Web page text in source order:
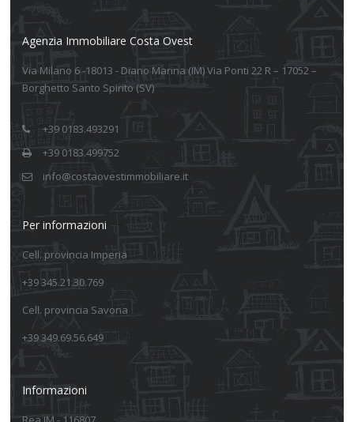
Agenzia Immobiliare Costa Ovest
Via Milano 6 -18013 - Diano Marina (IM) Via Ponti 22 R – 17052 –
Borghetto Santo Spirito (SV)
+39 0183.493291
+39 0183.499752
info@costaovestimmobiliare.it
Per informazioni
Cell. provincia Imperia
+39 345.21.30.769
Cell. provincia Savona
+39 349.69.56.649
Informazioni